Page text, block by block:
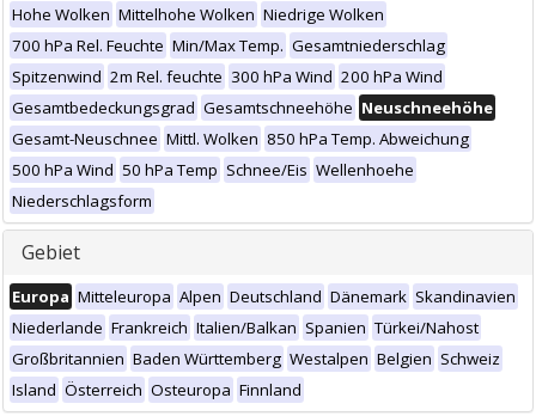
Hohe Wolken Mittelhohe Wolken Niedrige Wolken
700 hPa Rel. Feuchte Min/Max Temp. Gesamtniederschlag
Spitzenwind 2m Rel. feuchte 300 hPa Wind 200 hPa Wind
Gesamtbedeckungsgrad Gesamtschneehöhe Neuschneehöhe
Gesamt-Neuschnee Mittl. Wolken 850 hPa Temp. Abweichung
500 hPa Wind 50 hPa Temp Schnee/Eis Wellenhoehe
Niederschlagsform
Gebiet
Europa Mitteleuropa Alpen Deutschland Dänemark Skandinavien
Niederlande Frankreich Italien/Balkan Spanien Türkei/Nahost
Großbritannien Baden Württemberg Westalpen Belgien Schweiz
Island Österreich Osteuropa Finnland